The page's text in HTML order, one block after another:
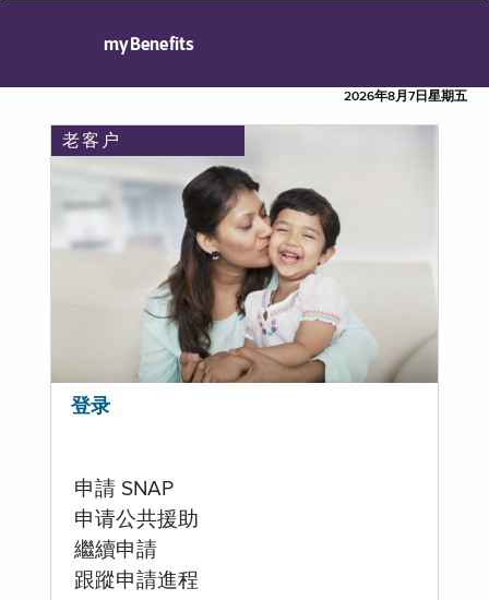
myBenefits
2026年8月7日星期五
老客户
登录
申請 SNAP
申请公共援助
繼續申請
跟蹤申請進程